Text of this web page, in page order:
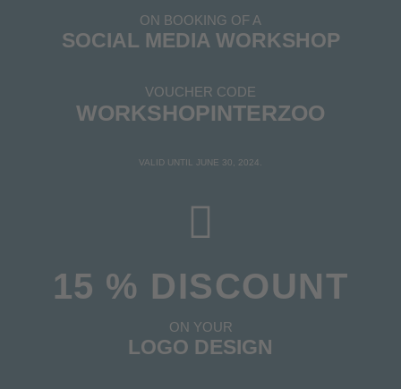
ON BOOKING OF A
SOCIAL MEDIA WORKSHOP
VOUCHER CODE
WORKSHOPINTERZOO
VALID UNTIL JUNE 30, 2024.
15 % DISCOUNT
ON YOUR
LOGO DESIGN